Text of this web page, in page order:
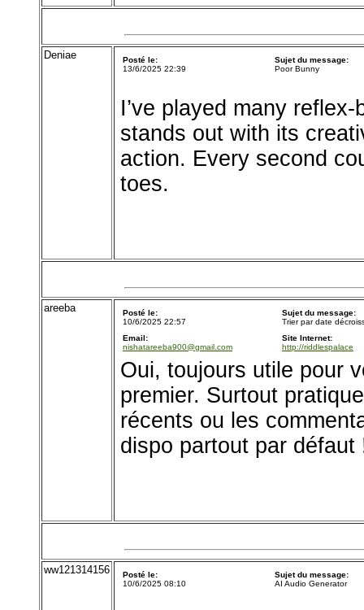
Deniae
Posté le:
13/6/2025 22:39
Sujet du message:
Poor Bunny
I’ve played many
stands out with its
action. Every second
toes.
areeba
Posté le:
10/6/2025 22:57
Sujet du message:
Trier par date
Email:
nishatareeba900@gmail.com
Site Internet:
http://riddlespalace
Oui, toujours utile pour
premier. Surtout
récents ou les
dispo partout par défaut
ww121314156
Posté le:
10/6/2025 08:10
Sujet du message:
AI Audio Generator